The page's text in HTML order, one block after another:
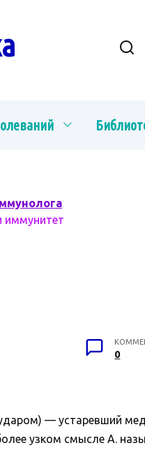
иммунитет
0
— устаревший
узком смысле А.